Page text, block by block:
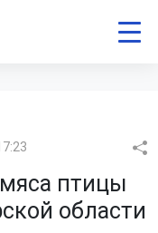
птицы
области